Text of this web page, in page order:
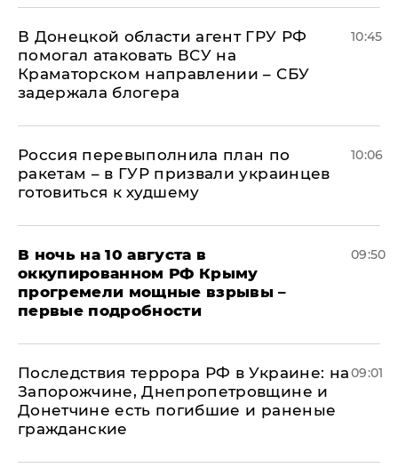
В Донецкой области агент ГРУ РФ
помогал атаковать ВСУ на
Краматорском направлении – СБУ
задержала блогера
10:45
Россия перевыполнила план по
ракетам – в ГУР призвали украинцев
готовиться к худшему
10:06
В ночь на 10 августа в
оккупированном РФ Крыму
прогремели мощные взрывы –
первые подробности
09:50
Последствия террора РФ в Украине: на
Запорожчине, Днепропетровщине и
Донетчине есть погибшие и раненые
гражданские
09:01